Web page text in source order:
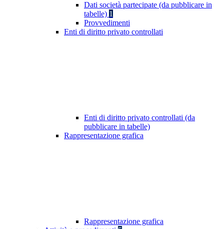
Dati società partecipate (da pubblicare in
tabelle) 1
Provvedimenti
Enti di diritto privato controllati
Enti di diritto privato controllati (da
pubblicare in tabelle)
Rappresentazione grafica
Rappresentazione grafica